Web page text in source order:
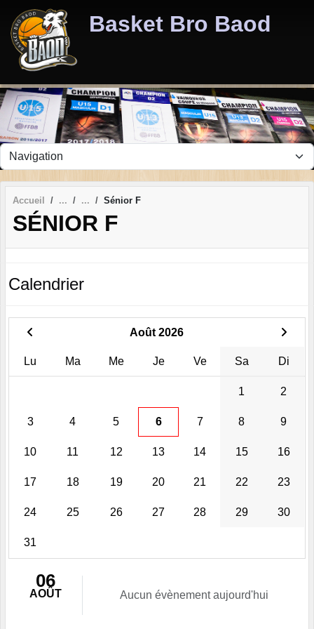
Basket Bro Baod
Accueil Sénior F
SÉNIOR F
Calendrier
Août 2026
Lu Ma Me Je Ve Sa Di
1 2
3 4 5 6 7 8 9
10 11 12 13 14 15 16
17 18 19 20 21 22 23
24 25 26 27 28 29 30
31
06
AOÛT Aucun évènement aujourd'hui
Panneau de gestion des cookies